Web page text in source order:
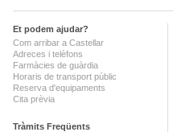
Et podem ajudar?
Com arribar a Castellar
Adreces i telèfons
Farmàcies de guàrdia
Horaris de transport públic
Reserva d'equipaments
Cita prèvia
Tràmits Freqüents